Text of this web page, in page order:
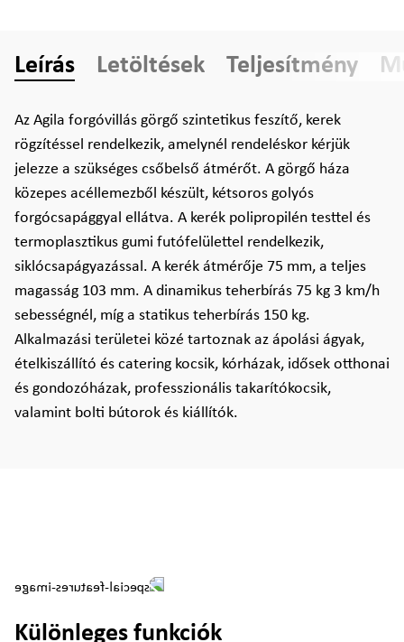
Leírás Letöltések Teljesítmény
Az Agila forgóvillás görgő szintetikus feszítő, kerek
rögzítéssel rendelkezik, amelynél rendeléskor kérjük
jelezze a szükséges csőbelső átmérőt. A görgő háza
közepes acéllemezből készült, kétsoros golyós
forgócsapággyal ellátva. A kerék polipropilén testtel és
termoplasztikus gumi futófelülettel rendelkezik,
siklócsapágyazással. A kerék átmérője 75 mm, a teljes
magasság 103 mm. A dinamikus teherbírás 75 kg 3 km/h
sebességnél, míg a statikus teherbírás 150 kg.
Alkalmazási területei közé tartoznak az ápolási ágyak,
ételkiszállító és catering kocsik, kórházak, idősek otthonai
és gondozóházak, professzionális takarítókocsik,
valamint bolti bútorok és kiállítók.
Különleges funkciók